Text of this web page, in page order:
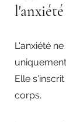
l'anxiété
L'anxiété
Elle
corps.